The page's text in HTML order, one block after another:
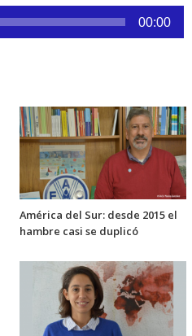
00:00
América del Sur: desde 2015 el
hambre casi se duplicó